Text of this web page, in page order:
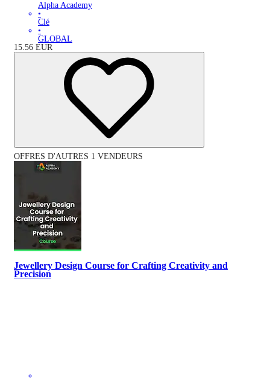
Alpha Academy
•
Clé
•
GLOBAL
15.56 EUR
OFFRES D'AUTRES 1 VENDEURS
Jewellery Design Course for Crafting Creativity and
Precision